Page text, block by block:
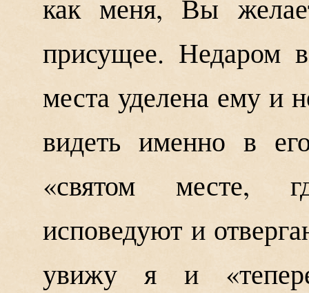
как меня, Вы
присущее. Недаром
места уделена ему и
видеть именно в
«святом месте,
исповедуют и
увижу я и